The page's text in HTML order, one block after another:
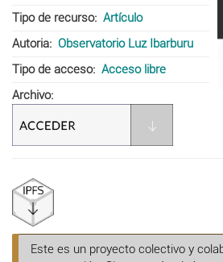
Tipo de recurso
Artículo
Autoria
Observatorio Luz Ibarburu
Tipo de acceso
Acceso libre
Archivo
Este es un proyecto colectivo y